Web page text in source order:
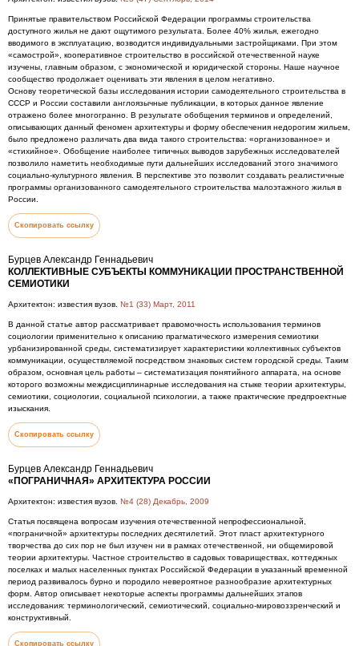
Принятые правительством Российской Федерации программы строительства
доступного жилья не дают ощутимого результата. Более 40% жилья, ежегодно
вводимого в эксплуатацию, возводится индивидуальными застройщиками. При этом
«самострой», кооперативное строительство в российской отечественной науке
изучены, главным образом, с экономической и юридической стороны. Наше научное
сообщество продолжает оценивать эти явления в целом негативно.
Основу теоретической базы исследования истории самодеятельного строительства в
СССР и России составили англоязычные публикации, в которых данное явление
отражено более многогранно. В результате обобщения терминов и определений,
описывающих данный феномен архитектуры и форму обеспечения недорогим жильем,
было предложено различать два вида такого строительства: «организованное» и
«стихийное». Обобщение наиболее типичных выводов зарубежных исследователей
позволило наметить необходимые пути дальнейших исследований этого значимого
социально-культурного явления. В перспективе это позволит создавать реалистичные
программы организованного самодеятельного строительства малоэтажного жилья в
России.
Скопировать ссылку
Бурцев Александр Геннадьевич
КОЛЛЕКТИВНЫЕ СУБЪЕКТЫ КОММУНИКАЦИИ ПРОСТРАНСТВЕННОЙ
СЕМИОТИКИ
Архитектон: известия вузов. №1 (33) Март, 2011
В данной статье автор рассматривает правомочность использования терминов
социологии применительно к описанию прагматического измерения семиотики
урбанизированной среды, систематизирует характеристики коллективных субъектов
коммуникации, осуществляемой посредством знаковых систем городской среды. Таким
образом, основная цель работы – систематизация понятийного аппарата, на основе
которого возможны междисциплинарные исследования на стыке теории архитектуры,
семиотики, социологии, социальной психологии, а также практические предпроектные
изыскания.
Скопировать ссылку
Бурцев Александр Геннадьевич
«ПОГРАНИЧНАЯ» АРХИТЕКТУРА РОССИИ
Архитектон: известия вузов. №4 (28) Декабрь, 2009
Статья посвящена вопросам изучения отечественной непрофессиональной,
«пограничной» архитектуры последних десятилетий. Этот пласт архитектурного
творчества до сих пор не был изучен ни в рамках отечественной, ни общемировой
теории архитектуры. Частное строительство в садовых товариществах, коттеджных
поселках и малых населенных пунктах Российской Федерации в указанный временной
период развивалось бурно и породило невероятное разнообразие архитектурных
форм. Автор описывает некоторые аспекты программы дальнейших этапов
исследования: терминологический, семиотический, социально-мировоззренческий и
конструктивный.
Скопировать ссылку